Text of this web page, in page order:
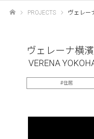
PROJECTS ヴェレー
ヴェレーナ横
VERENA
住居